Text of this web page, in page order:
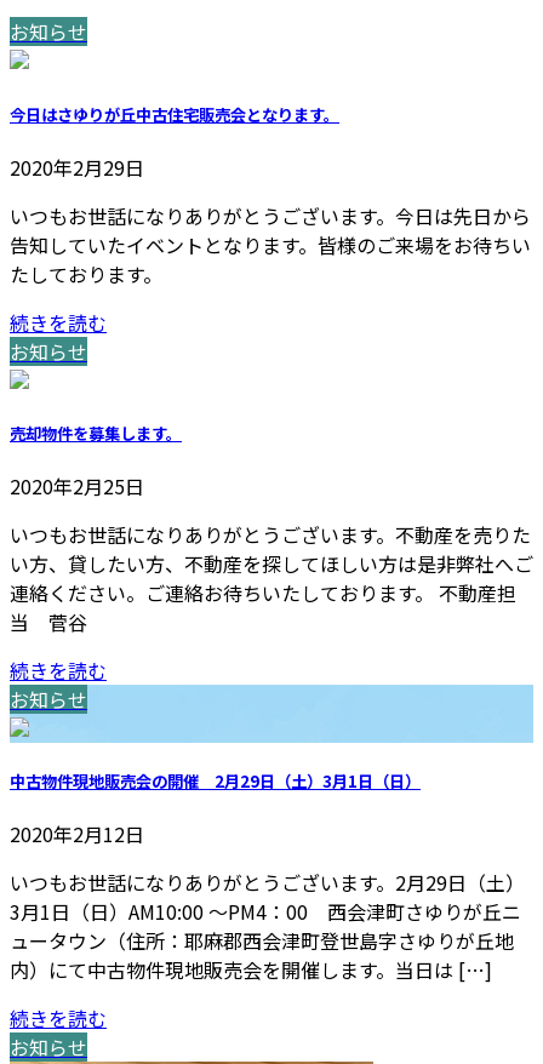
お知らせ
今日はさゆりが丘中古住宅販売会となります。
2020年2月29日
いつもお世話になりありがとうございます。今日は先日から
告知していたイベントとなります。皆様のご来場をお待ちい
たしております。
続きを読む
お知らせ
売却物件を募集します。
2020年2月25日
いつもお世話になりありがとうございます。不動産を売りた
い方、貸したい方、不動産を探してほしい方は是非弊社へご
連絡ください。ご連絡お待ちいたしております。 不動産担
当 菅谷
続きを読む
お知らせ
中古物件現地販売会の開催 2月29日（土）3月1日（日）
2020年2月12日
いつもお世話になりありがとうございます。2月29日（土）
3月1日（日）AM10:00 ～PM4：00 西会津町さゆりが丘ニ
ュータウン（住所：耶麻郡西会津町登世島字さゆりが丘地
内）にて中古物件現地販売会を開催します。当日は […]
続きを読む
お知らせ